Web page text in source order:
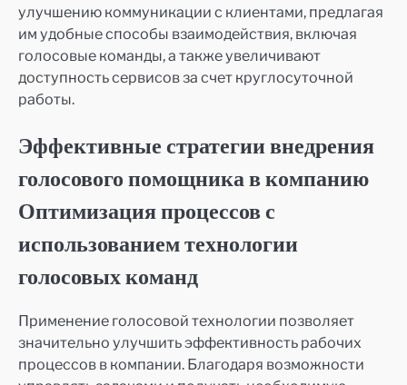
улучшению коммуникации с клиентами, предлагая
им удобные способы взаимодействия, включая
голосовые команды, а также увеличивают
доступность сервисов за счет круглосуточной
работы.
Эффективные стратегии внедрения
голосового помощника в компанию
Оптимизация процессов с
использованием технологии
голосовых команд
Применение голосовой технологии позволяет
значительно улучшить эффективность рабочих
процессов в компании. Благодаря возможности